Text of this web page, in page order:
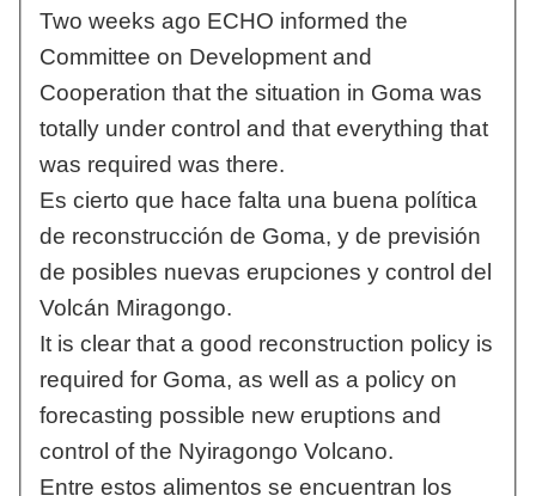
Two weeks ago ECHO informed the
Committee on Development and
Cooperation that the situation in Goma was
totally under control and that everything that
was required was there.
Es cierto que hace falta una buena política
de reconstrucción de Goma, y de previsión
de posibles nuevas erupciones y control del
Volcán Miragongo.
It is clear that a good reconstruction policy is
required for Goma, as well as a policy on
forecasting possible new eruptions and
control of the Nyiragongo Volcano.
Entre estos alimentos se encuentran los